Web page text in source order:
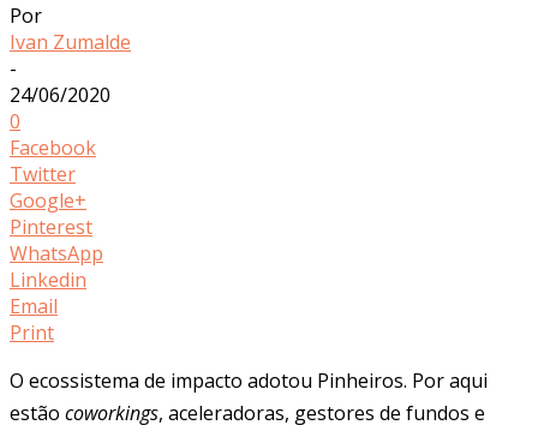
Por
Ivan Zumalde
-
24/06/2020
0
Facebook
Twitter
Google+
Pinterest
WhatsApp
Linkedin
Email
Print
O ecossistema de impacto adotou Pinheiros. Por aqui
estão coworkings, aceleradoras, gestores de fundos e